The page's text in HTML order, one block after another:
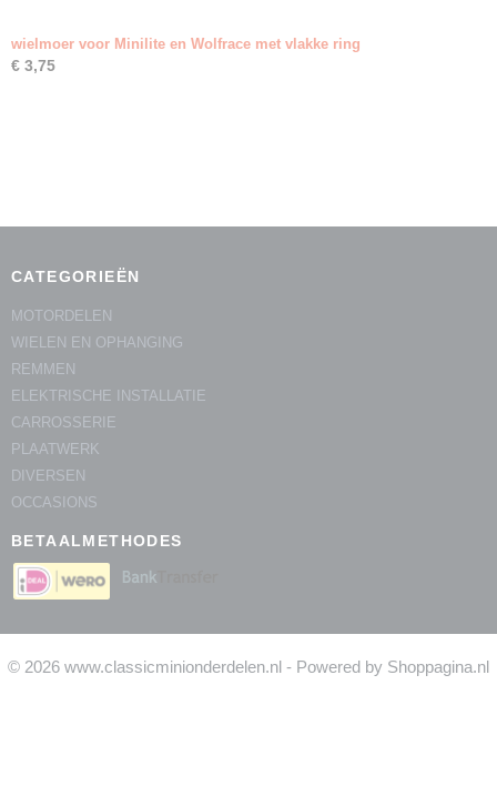
wielmoer voor Minilite en Wolfrace met vlakke ring
€ 3,75
CATEGORIEËN
MOTORDELEN
WIELEN EN OPHANGING
REMMEN
ELEKTRISCHE INSTALLATIE
CARROSSERIE
PLAATWERK
DIVERSEN
OCCASIONS
BETAALMETHODES
© 2026 www.classicminionderdelen.nl - Powered by Shoppagina.nl